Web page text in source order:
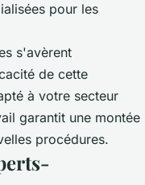
pour les
s'avèrent
de cette
à votre secteur
garantit une montée
procédures.